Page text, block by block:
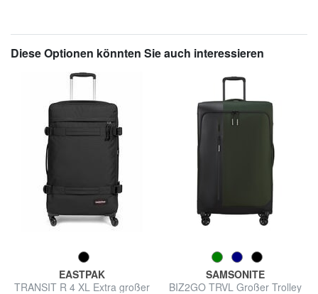
Diese Optionen könnten Sie auch interessieren
EASTPAK
TRANSIT R 4 XL Extra großer
SAMSONITE
BIZ2GO TRVL Großer Trolley